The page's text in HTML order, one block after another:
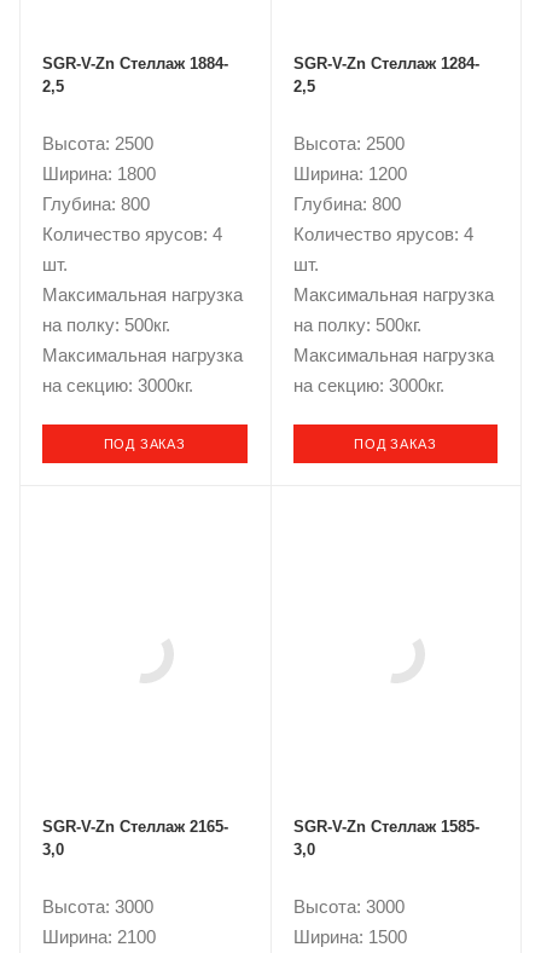
SGR-V-Zn Стеллаж 1884-
2,5
Высота: 2500
Ширина: 1800
Глубина: 800
Количество ярусов: 4
шт.
Максимальная нагрузка
на полку: 500кг.
Максимальная нагрузка
на секцию: 3000кг.
ПОД ЗАКАЗ
SGR-V-Zn Стеллаж 1284-
2,5
Высота: 2500
Ширина: 1200
Глубина: 800
Количество ярусов: 4
шт.
Максимальная нагрузка
на полку: 500кг.
Максимальная нагрузка
на секцию: 3000кг.
ПОД ЗАКАЗ
SGR-V-Zn Стеллаж 2165-
3,0
Высота: 3000
Ширина: 2100
SGR-V-Zn Стеллаж 1585-
3,0
Высота: 3000
Ширина: 1500